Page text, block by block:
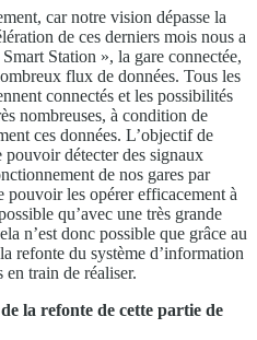
car notre vision dépasse la
de ces derniers mois nous a
Station », la gare connectée,
flux de données. Tous les
connectés et les possibilités
nombreuses, à condition de
ces données. L’objectif de
détecter des signaux
de nos gares par
pouvoir les opérer efficacement à
qu’avec une très grande
n’est donc possible que grâce au
refonte du système d’information
en train de réaliser.
la refonte de cette partie de